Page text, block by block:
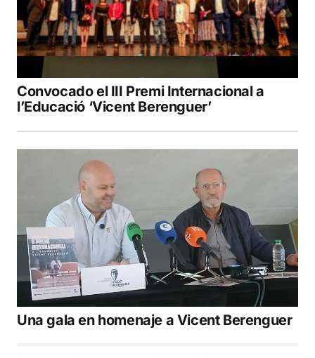
Convocado el III Premi Internacional a
l’Educació ‘Vicent Berenguer’
Una gala en homenaje a Vicent Berenguer